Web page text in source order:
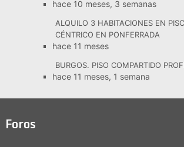
hace 10 meses, 3 semanas
ALQUILO 3 HABITACIONES EN PISO
CÉNTRICO EN PONFERRADA
hace 11 meses
BURGOS. PISO COMPARTIDO
hace 11 meses, 1 semana
Foros